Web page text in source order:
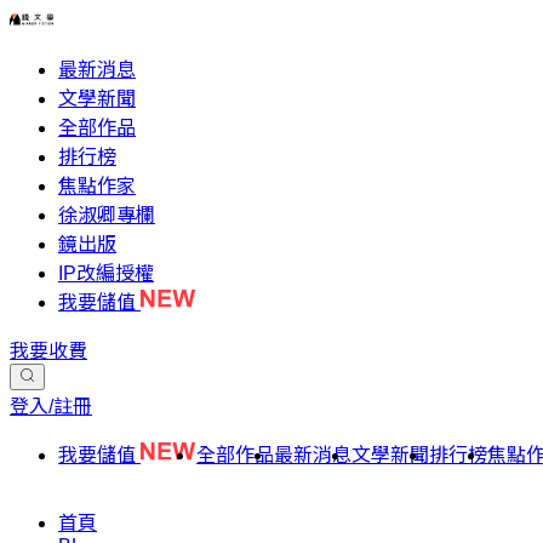
最新消息
文學新聞
全部作品
排行榜
焦點作家
徐淑卿專欄
鏡出版
IP改編授權
我要儲值
我要收費
登入/註冊
我要儲值 全部作品最新消息文學新聞排行榜焦點
首頁